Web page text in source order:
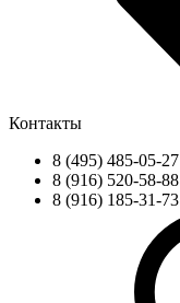
Контакты
8 (495) 485-05-27
8 (916) 520-58-88
8 (916) 185-31-73